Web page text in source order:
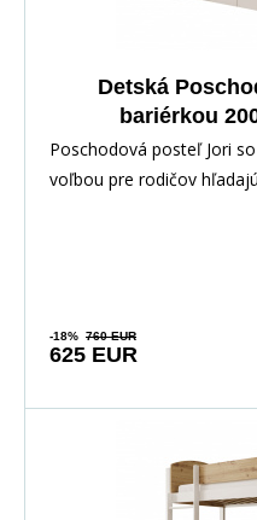
Detská
bariérkou
Poschodová posteľ Jori
voľbou pre rodičov
-18% 760 EUR
625 EUR